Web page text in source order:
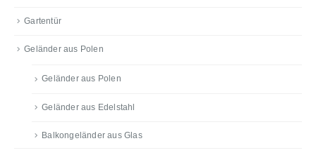
Gartentür
Geländer aus Polen
Geländer aus Polen
Geländer aus Edelstahl
Balkongeländer aus Glas